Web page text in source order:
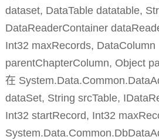
dataset, DataTable datatable,
DataReaderContainer
Int32 maxRecords, DataColumn
parentChapterColumn, Object
在
dataSet, String srcTable,
Int32 startRecord, Int32